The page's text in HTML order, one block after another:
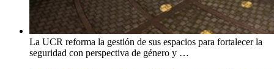
La UCR reforma la gestión de sus espacios para fortalecer la
seguridad con perspectiva de género y …